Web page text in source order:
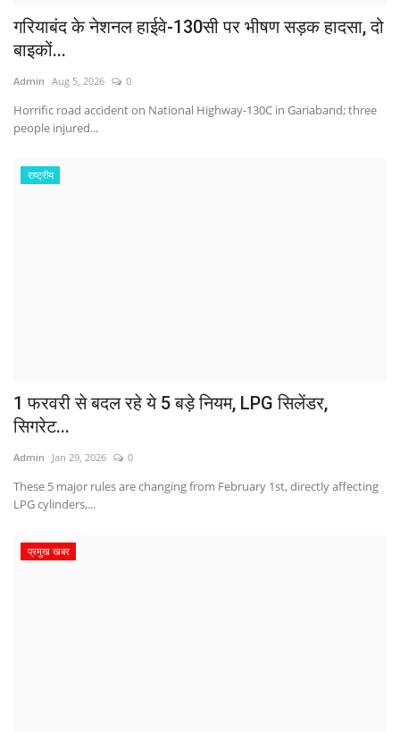
गरियाबंद के नेशनल हाईवे-130सी पर भीषण सड़क हादसा, दो
बाइकों...
Admin Aug 5, 2026 0
Horrific road accident on National Highway-130C in Gariaband; three
people injured...
राष्ट्रीय
1 फरवरी से बदल रहे ये 5 बड़े नियम, LPG सिलेंडर,
सिगरेट...
Admin Jan 29, 2026 0
These 5 major rules are changing from February 1st, directly affecting
LPG cylinders,...
प्रमुख खबर